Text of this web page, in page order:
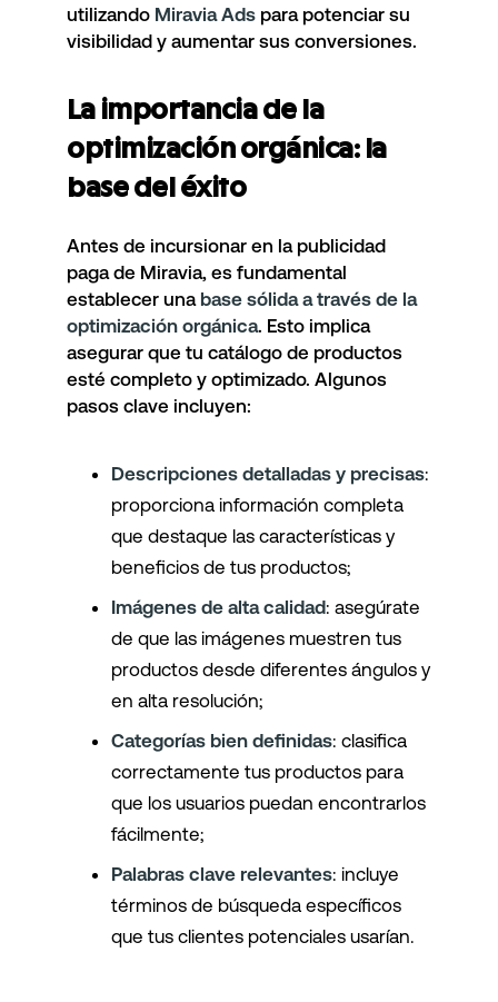
utilizando Miravia Ads para potenciar su
visibilidad y aumentar sus conversiones.
La importancia de la
optimización orgánica: la
base del éxito
Antes de incursionar en la publicidad
paga de Miravia, es fundamental
establecer una base sólida a través de la
optimización orgánica. Esto implica
asegurar que tu catálogo de productos
esté completo y optimizado. Algunos
pasos clave incluyen:
Descripciones detalladas y precisas:
proporciona información completa
que destaque las características y
beneficios de tus productos;
Imágenes de alta calidad: asegúrate
de que las imágenes muestren tus
productos desde diferentes ángulos y
en alta resolución;
Categorías bien definidas: clasifica
correctamente tus productos para
que los usuarios puedan encontrarlos
fácilmente;
Palabras clave relevantes: incluye
términos de búsqueda específicos
que tus clientes potenciales usarían.